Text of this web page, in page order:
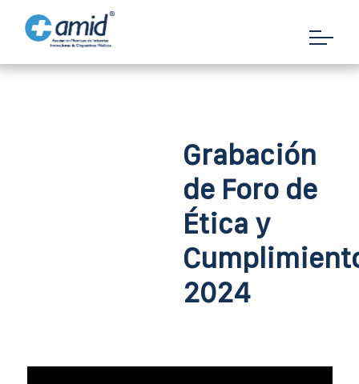
Grabación
de Foro de
Ética y
2024